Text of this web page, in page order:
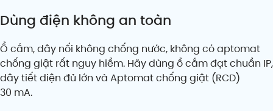
Dùng điện không an toàn
Ổ cắm, dây nối không chống nước, không có aptomat
chống giật rất nguy hiểm. Hãy dùng ổ cắm đạt chuẩn IP,
dây tiết diện đủ lớn và Aptomat chống giật (RCD)
30 mA.